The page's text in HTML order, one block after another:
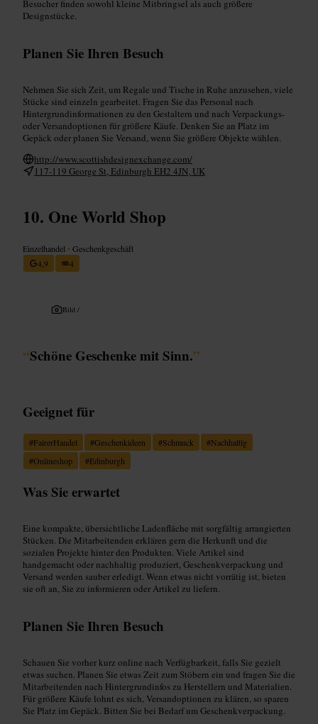
Besucher finden sowohl kleine Mitbringsel als auch größere
Designstücke.
Planen Sie Ihren Besuch
Nehmen Sie sich Zeit, um Regale und Tische in Ruhe anzusehen, viele
Stücke sind einzeln gearbeitet. Fragen Sie das Personal nach
Hintergrundinformationen zu den Gestaltern und nach Verpackungs-
oder Versandoptionen für größere Käufe. Denken Sie an Platz im
Gepäck oder planen Sie Versand, wenn Sie größere Objekte wählen.
http://www.scottishdesignexchange.com/
117-119 George St, Edinburgh EH2 4JN, UK
One World Shop
Einzelhandel •Geschenkgeschäft
4,9
4
Bild /
“Schöne Geschenke mit Sinn.”
Geeignet für
#FairerHandel #Geschenkideen #Schmuck #Nachhaltig
#Onlineshop #Edinburgh
Was Sie erwartet
Eine kompakte, übersichtliche Ladenfläche mit sorgfältig arrangierten
Stücken. Die Mitarbeitenden erklären gern die Herkunft und die
sozialen Projekte hinter den Produkten. Viele Artikel sind
handgemacht oder nachhaltig produziert, Geschenkverpackung und
Versand werden sauber erledigt. Wenn etwas nicht vorrätig ist, bieten
sie oft an, Sie zu informieren oder Artikel zu liefern.
Planen Sie Ihren Besuch
Schauen Sie vorher kurz online nach Verfügbarkeit, falls Sie gezielt
etwas suchen. Planen Sie etwas Zeit zum Stöbern ein und fragen Sie die
Mitarbeitenden nach Hintergrundinfos zu Herstellern und Materialien.
Für größere Käufe lohnt es sich, Versandoptionen zu klären, so sparen
Sie Platz im Gepäck. Bitten Sie bei Bedarf um Geschenkverpackung.